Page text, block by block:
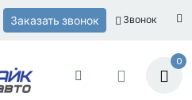
Заказать звонок Звонок
0